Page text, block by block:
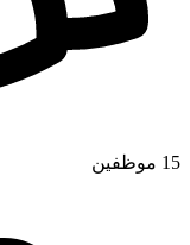
15 موظفين